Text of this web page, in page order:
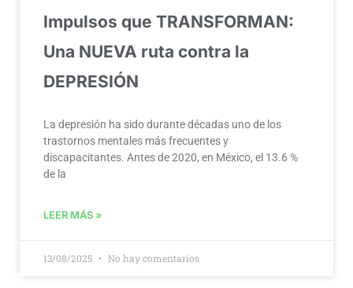
Impulsos que TRANSFORMAN:
Una NUEVA ruta contra la
DEPRESIÓN
La depresión ha sido durante décadas uno de los
trastornos mentales más frecuentes y
discapacitantes. Antes de 2020, en México, el 13.6 %
de la
LEER MÁS »
13/08/2025 No hay comentarios